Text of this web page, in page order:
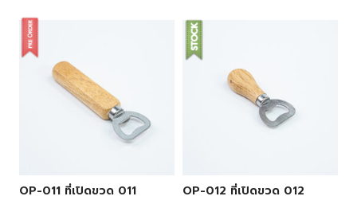
OP-011 ที่เปิดขวด 011 OP-012 ที่เปิดขวด 012